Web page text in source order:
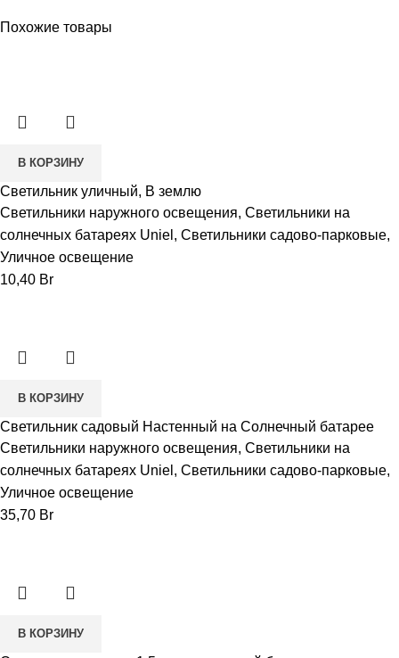
Похожие товары
В КОРЗИНУ
Светильник уличный, В землю
Светильники наружного освещения, Светильники на
солнечных батареях Uniel , Светильники садово-парковые,
Уличное освещение
10,40 Br
В КОРЗИНУ
Светильник садовый Настенный на Солнечный батарее
Светильники наружного освещения, Светильники на
солнечных батареях Uniel , Светильники садово-парковые,
Уличное освещение
35,70 Br
В КОРЗИНУ